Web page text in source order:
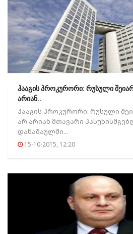
ჰააგის პროკურორი: რუსული
არიან..
ჰააგის პროკურორი: რუსული
არ არიან მთავარი
დანაშაულში...
15-10-2015, 12:20